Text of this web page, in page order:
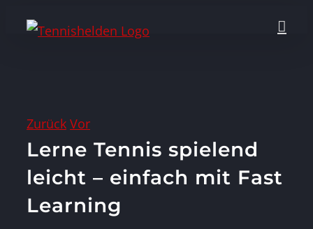
Zum
Inhalt
Zurück Vor
Lerne Tennis spielend
leicht – einfach mit Fast
Learning